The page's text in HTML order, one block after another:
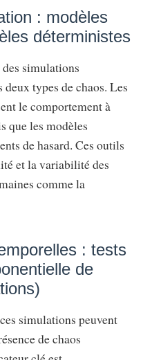
: modèles
déterministes
simulations
types de chaos. Les
le comportement à
que les modèles
de hasard. Ces outils
et la variabilité des
comme la
: tests
de
simulations peuvent
de chaos